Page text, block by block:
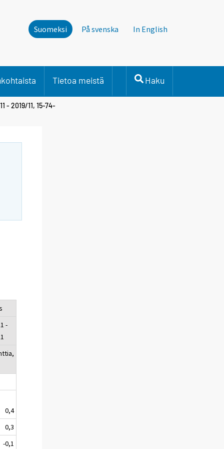
Suomeksi På svenska In English
Tietoa meistä Haku
- 2019/11, 15-74-
-
0,4
0,3
-0,1